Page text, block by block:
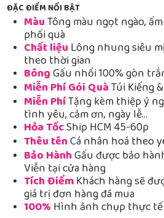
ĐẶC ĐIỂM NỔI BẬT
MàuTông màu ngọt ngào,
phối quà
Chất liệu Lông nhung siêu
theo thời gian
BôngGấu nhồi 100% gòn
Miễn Phí Gói QuàTúi Kiếng
Miễn PhíTặng kèm thiệp ý
tình yêu, cảm ơn, ngày lễ…
Hỏa TốcShip HCM 45-60p
Thêu tênCá nhân hoá theo
Bảo HànhGấu được bảo
Viễn tại cửa hàng
Tích ĐiểmKhách hàng sẽ
giá trị đơn hàng đã mua
100% Hình ảnh chụp thực